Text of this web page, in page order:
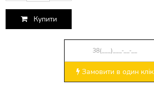
Купити
Замовити в один клік